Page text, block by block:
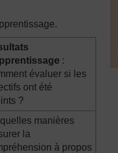
:
évaluer si les
ont été
?
manières
la
à propos